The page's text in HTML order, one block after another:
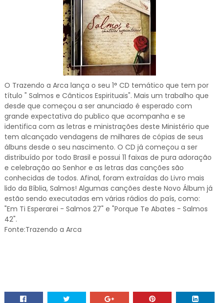
O Trazendo a Arca lança o seu 1° CD temático que tem por
título " Salmos e Cânticos Espirituais". Mais um trabalho que
desde que começou a ser anunciado é esperado com
grande expectativa do publico que acompanha e se
identifica com as letras e ministrações deste Ministério que
tem alcançado vendagens de milhares de cópias de seus
álbuns desde o seu nascimento. O CD já começou a ser
distribuído por todo Brasil e possui 11 faixas de pura adoração
e celebração ao Senhor e as letras das canções são
conhecidas de todos. Afinal, foram extraídas do Livro mais
lido da Bíblia, Salmos! Algumas canções deste Novo Álbum já
estão sendo executadas em várias rádios do país, como:
"Em Ti Esperarei - Salmos 27" e "Porque Te Abates - Salmos
42".
Fonte:Trazendo a Arca